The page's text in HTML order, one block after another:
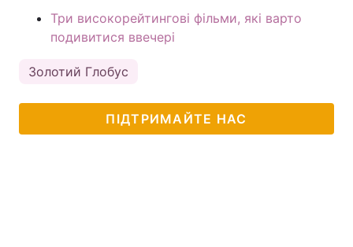
Три високорейтингові фільми, які варто
подивитися ввечері
Золотий Глобус
ПІДТРИМАЙТЕ НАС